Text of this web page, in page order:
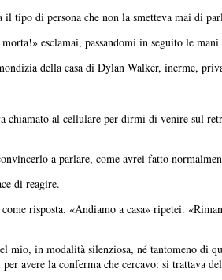
tipo di persona che non la smetteva mai di
esclamai, passandomi in seguito le
della casa di Dylan Walker, inerme,
chiamato al cellulare per dirmi di venire sul
a parlare, come avrei fatto
di reagire.
risposta. «Andiamo a casa» ripetei.
in modalità silenziosa, né tantomeno di
avere la conferma che cercavo: si trattava